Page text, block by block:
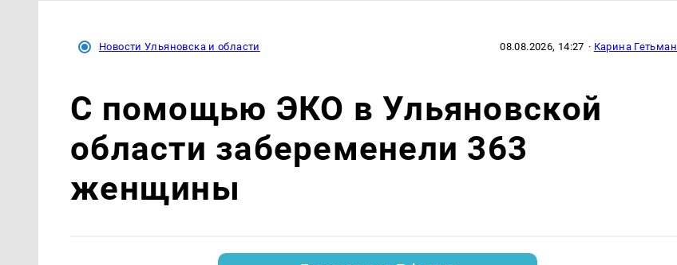
Новости Ульяновска и области 08.08.2026, 14:27 · Карина Гетьман
С помощью ЭКО в Ульяновской
области забеременели 363
женщины